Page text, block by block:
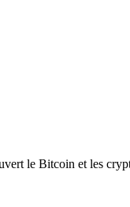
le Bitcoin et les